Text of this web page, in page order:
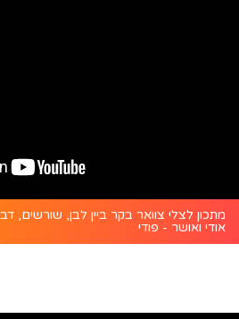
מתכון לצלי צוואר בקר ביין לבן, שורשים,
אודי ואושר - פודי